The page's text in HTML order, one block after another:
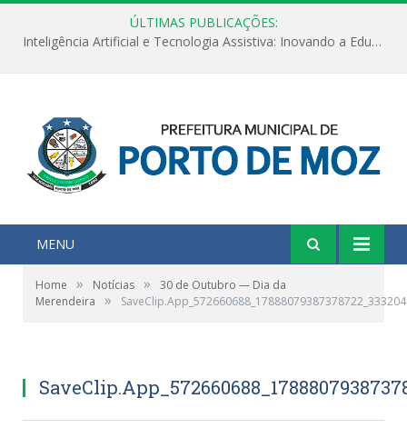
ÚLTIMAS PUBLICAÇÕES:
Inteligência Artificial e Tecnologia Assistiva: Inovando a Educação Especial e Inclusiva
MENU
Home » Notícias »
30 de Outubro — Dia da
Merendeira
»